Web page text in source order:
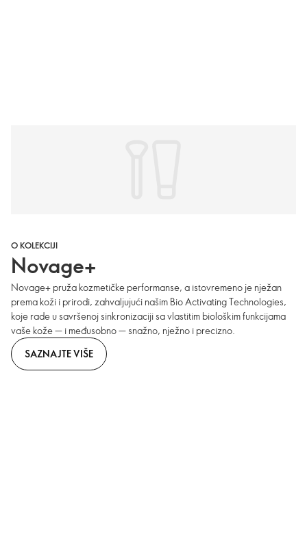
O KOLEKCIJI
Novage+
Novage+ pruža kozmetičke performanse, a istovremeno je nježan
prema koži i prirodi, zahvaljujući našim Bio Activating Technologies,
koje rade u savršenoj sinkronizaciji sa vlastitim biološkim funkcijama
vaše kože — i međusobno — snažno, nježno i precizno.
SAZNAJTE VIŠE